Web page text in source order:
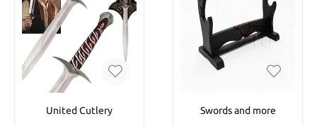
United Cutlery Swords and more